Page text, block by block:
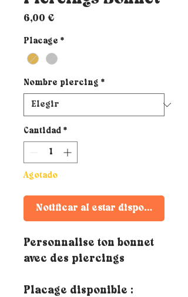
6,00 €
Placage *
Nombre piercing *
Cantidad *
Agotado
Notificar al estar disponible
Personnalise ton bonnet
avec des piercings
Placage disponible :